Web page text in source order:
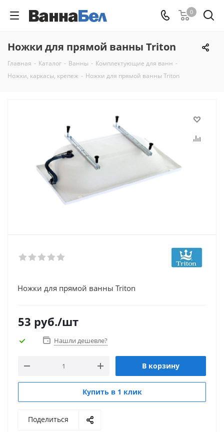
0
Ножки для прямой ванны Triton
Главная - Каталог - Ванны - Комплектующие для ванн -
Ножки, каркасы, крепеж - Ножки для прямой ванны Triton
Ножки для прямой ванны Triton
53 руб./шт
Нашли дешевле?
В корзину
Купить в 1 клик
Поделиться